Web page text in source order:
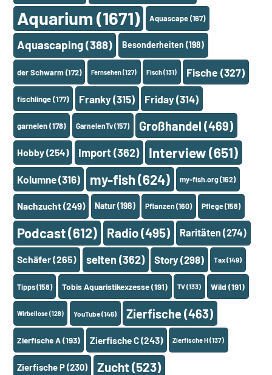
Aquarium (1671) Aquascape(167)
Aquascaping(388) Besonderheiten (198)
der Schwarm(172) Fernsehen(127) Fisch(131) Fische (327)
fischlinge(177) Franky(315) Friday(314)
garnelen(178) GarnelenTv(157) Großhandel (469)
Hobby(254) Import(362) Interview(651)
Kolumne(316) my-fish(624) my-fish.org(162)
Nachzucht(249) Natur(198) Pflanzen(160) Pflege(158)
Podcast(612) Radio(495) Raritäten (274)
Schäfer(265) selten (362) Story (298) Tax(149)
Tipps(158) Tobis Aquaristikexzesse(191) TV(133) Wild (191)
Wirbellose(128) YouTube(146) Zierfische(463)
Zierfische A(193) Zierfische C(243) Zierfische H(137)
Zierfische P(230) Zucht(523)